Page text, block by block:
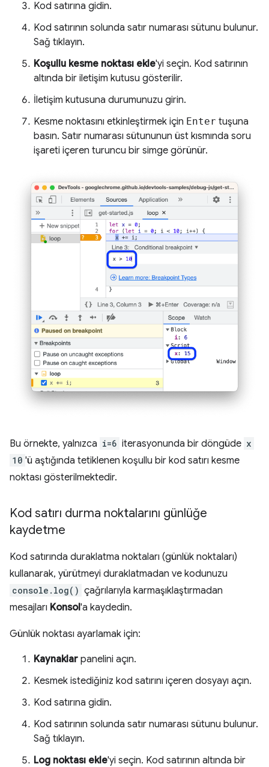
Kod satırına gidin.
Kod satırının solunda satır numarası sütunu bulunur.
Sağ tıklayın.
Koşullu kesme noktası ekle'yi seçin. Kod satırının
altında bir iletişim kutusu gösterilir.
İletişim kutusuna durumunuzu girin.
Kesme noktasını etkinleştirmek için Enter tuşuna
basın. Satır numarası sütununun üst kısmında soru
işareti içeren turuncu bir simge görünür.
Bu örnekte, yalnızca i=6 iterasyonunda bir döngüde x
10 'ü aştığında tetiklenen koşullu bir kod satırı kesme
noktası gösterilmektedir.
Kod satırı durma noktalarını günlüğe
kaydetme
Kod satırında duraklatma noktaları (günlük noktaları)
kullanarak, yürütmeyi duraklatmadan ve kodunuzu
console.log() çağrılarıyla karmaşıklaştırmadan
mesajları Konsol'a kaydedin.
Günlük noktası ayarlamak için:
Kaynaklar panelini açın.
Kesmek istediğiniz kod satırını içeren dosyayı açın.
Kod satırına gidin.
Kod satırının solunda satır numarası sütunu bulunur.
Sağ tıklayın.
Log noktası ekle'yi seçin. Kod satırının altında bir